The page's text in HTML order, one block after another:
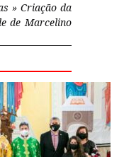
» Criação da
de Marcelino